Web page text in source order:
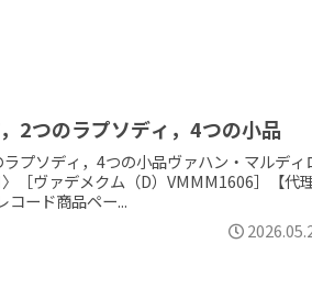
2つのラプソディ，4つの小品
プソディ，4つの小品ヴァハン・マルディ
［ヴァデメクム（D）VMMM1606］【代
コード商品ペー...